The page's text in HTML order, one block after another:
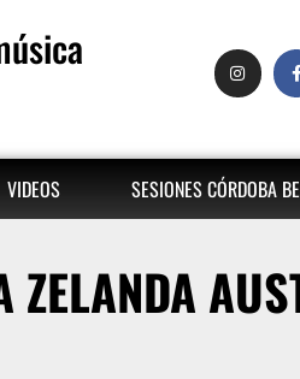
VIDEOS SESIONES CÓRDOBA
ZELANDA